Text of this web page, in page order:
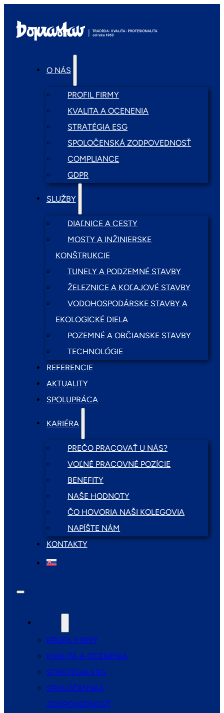
O NÁS
PROFIL FIRMY
KVALITA A OCENENIA
STRATÉGIA ESG
SPOLOČENSKÁ ZODPOVEDNOSŤ
COMPLIANCE
GDPR
SLUŽBY
DIAĽNICE A CESTY
MOSTY A INŽINIERSKE
KONŠTRUKCIE
TUNELY A PODZEMNÉ STAVBY
ŽELEZNICE A KOĽAJOVÉ STAVBY
VODOHOSPODÁRSKE STAVBY A
EKOLOGICKÉ DIELA
POZEMNÉ A OBČIANSKE STAVBY
TECHNOLÓGIE
REFERENCIE
AKTUALITY
SPOLUPRÁCA
KARIÉRA
PREČO PRACOVAŤ U NÁS?
VOĽNÉ PRACOVNÉ POZÍCIE
BENEFITY
NAŠE HODNOTY
ČO HOVORIA NAŠI KOLEGOVIA
NAPÍŠTE NÁM
KONTAKTY
PROFIL FIRMY
KVALITA A OCENENIA
STRATÉGIA ESG
SPOLOČENSKÁ
ZODPOVEDNOSŤ